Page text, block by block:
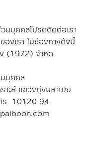
บุคคลโปรดติดต่อเรา
งเรา ในช่องทางดังนี้
จำกัด
บุคคล
ะห์ แขวงทุ่งมหาเมฆ
ร 10120 94